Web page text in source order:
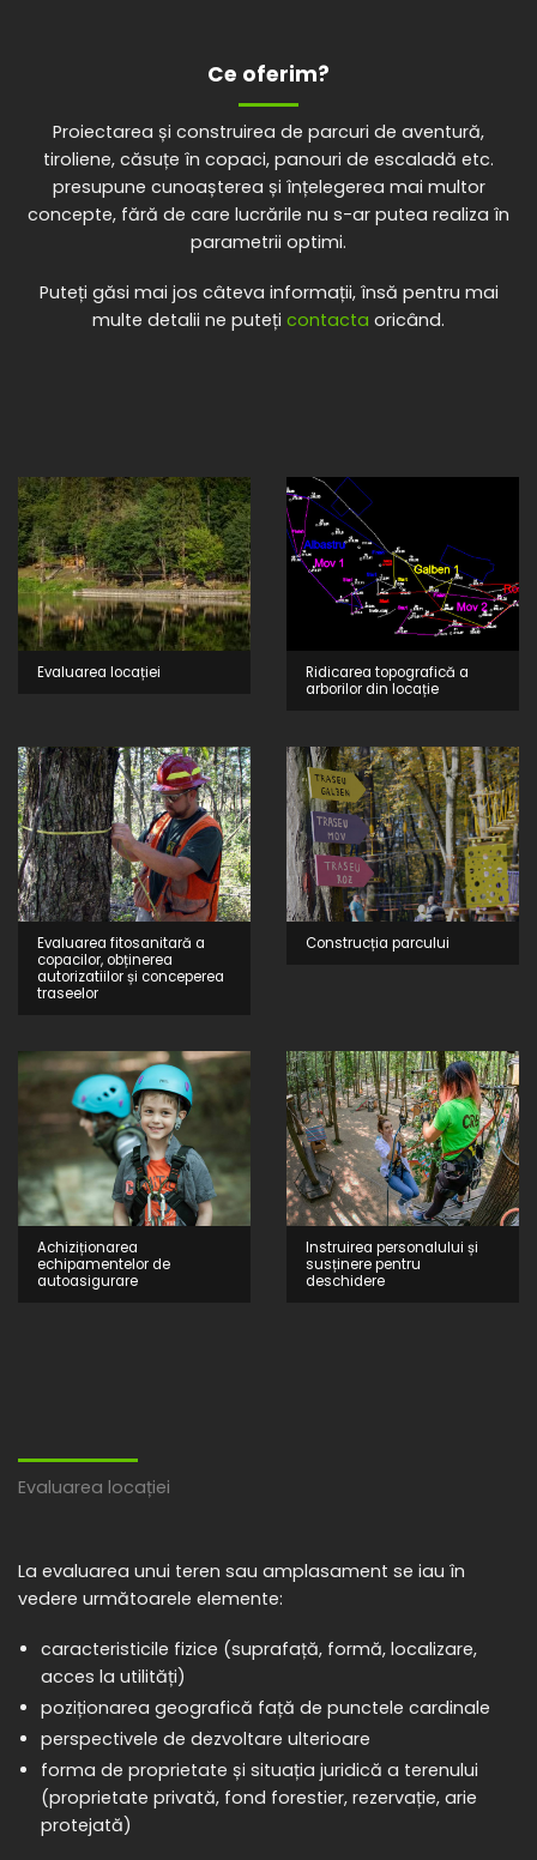
Ce oferim?
Proiectarea și construirea de parcuri de aventură,
tiroliene, căsuțe în copaci, panouri de escaladă etc.
presupune cunoașterea și înțelegerea mai multor
concepte, fără de care lucrările nu s-ar putea realiza în
parametrii optimi.
Puteți găsi mai jos câteva informații, însă pentru mai
multe detalii ne puteți contacta oricând.
Evaluarea locației
Ridicarea topografică a
arborilor din locație
Evaluarea fitosanitară a
copacilor, obținerea
autorizatiilor și conceperea
traseelor
Construcția parcului
Achiziționarea
echipamentelor de
autoasigurare
Instruirea personalului și
susținere pentru
deschidere
Evaluarea locației
La evaluarea unui teren sau amplasament se iau în
vedere următoarele elemente:
caracteristicile fizice (suprafață, formă, localizare,
acces la utilități)
poziționarea geografică față de punctele cardinale
perspectivele de dezvoltare ulterioare
forma de proprietate și situația juridică a terenului
(proprietate privată, fond forestier, rezervație, arie
protejată)